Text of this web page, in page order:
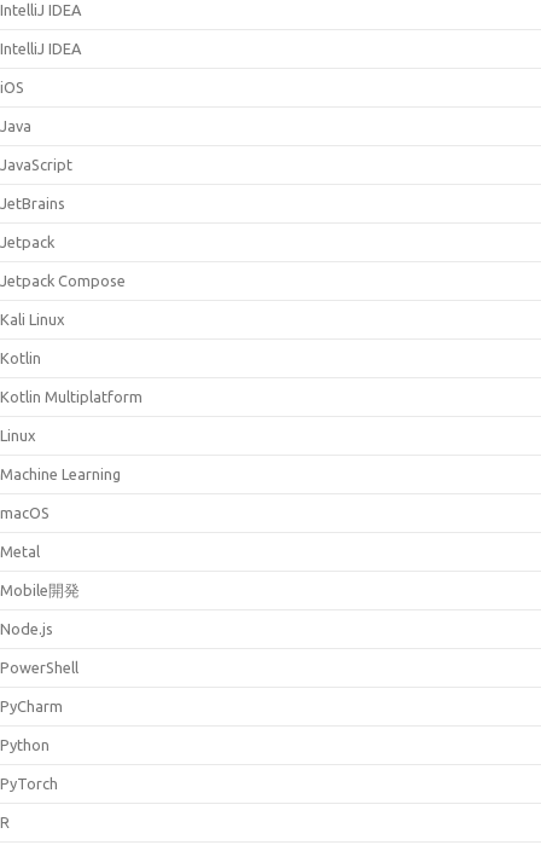
IntelliJ IDEA
IntelliJ IDEA
iOS
Java
JavaScript
JetBrains
Jetpack
Jetpack Compose
Kali Linux
Kotlin
Kotlin Multiplatform
Linux
Machine Learning
macOS
Metal
Mobile開発
Node.js
PowerShell
PyCharm
Python
PyTorch
R